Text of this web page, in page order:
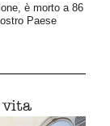
è morto a 86
Paese
vita